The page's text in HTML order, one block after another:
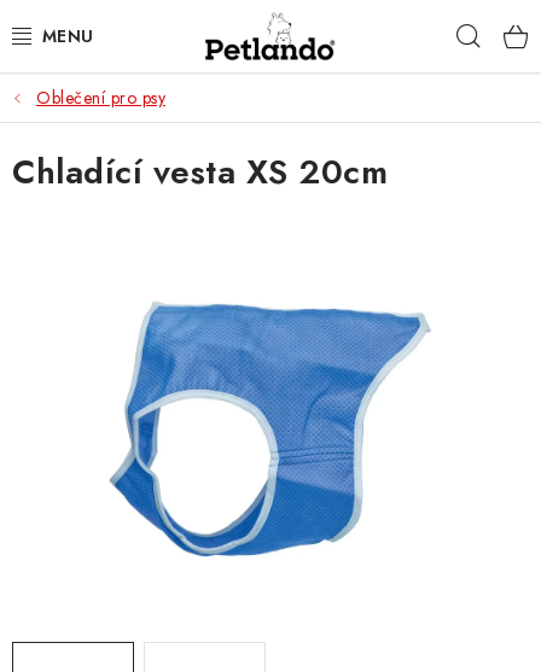
na
PRO PSY
PRO KOČKY
KONTAKTY
Oblečení pro psy
Chladící vesta XS 20cm